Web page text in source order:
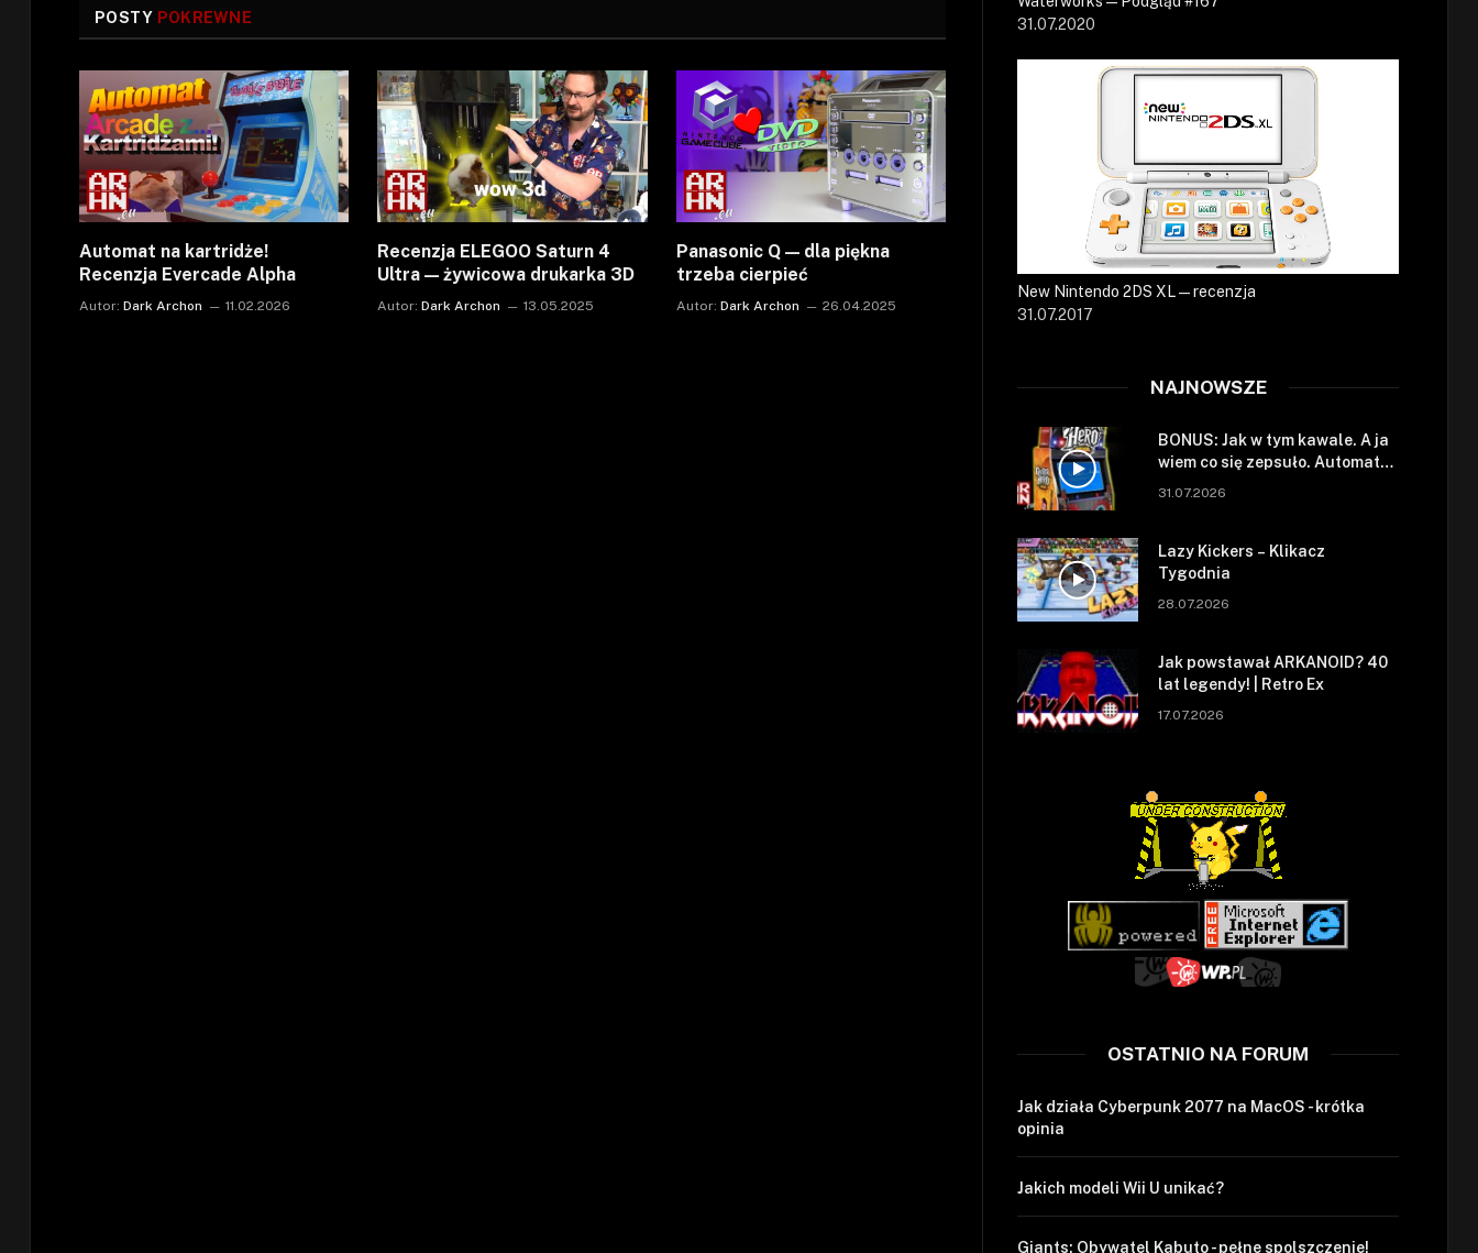
POSTY POKREWNE
Automat na kartridże!
Recenzja Evercade Alpha
Autor: Dark Archon 11.02.2026
Recenzja ELEGOO Saturn 4
Ultra — żywicowa drukarka 3D
Autor: Dark Archon 13.05.2025
Panasonic Q — dla piękna
trzeba cierpieć
Autor: Dark Archon 26.04.2025
31.07.2020
New Nintendo 2DS XL — recenzja
31.07.2017
NAJNOWSZE
BONUS: Jak w tym kawale. A ja
wiem co się zepsuło. Automat
się zepsuł.
31.07.2026
Lazy Kickers – Klikacz
Tygodnia
28.07.2026
Jak powstawał ARKANOID? 40
lat legendy! | Retro Ex
17.07.2026
OSTATNIO NA FORUM
Jak działa Cyberpunk 2077 na MacOS - krótka
opinia
Jakich modeli Wii U unikać?
Giants: Obywatel Kabuto - pełne spolszczenie!